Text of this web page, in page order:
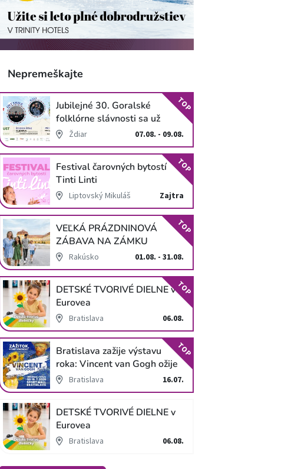
Nepremeškajte
Jubilejné 30. Goralské
folklórne slávnosti sa už
blížiaŽdiar 07.08. - 09.08.
TOP
Festival čarovných bytostí
Tinti Linti
Liptovský Mikuláš Zajtra
TOP
VEĽKÁ PRÁZDNINOVÁ
ZÁBAVA NA ZÁMKU
SCHLOSS HOF
Rakúsko 01.08. - 31.08.
TOP
DETSKÉ TVORIVÉ DIELNE v
Eurovea
Bratislava 06.08.
TOP
Bratislava zažije výstavu
roka: Vincent van Gogh ožije
v unikátnej imerzívnej šou!
Bratislava 16.07.
TOP
DETSKÉ TVORIVÉ DIELNE v
Eurovea
Bratislava 06.08.